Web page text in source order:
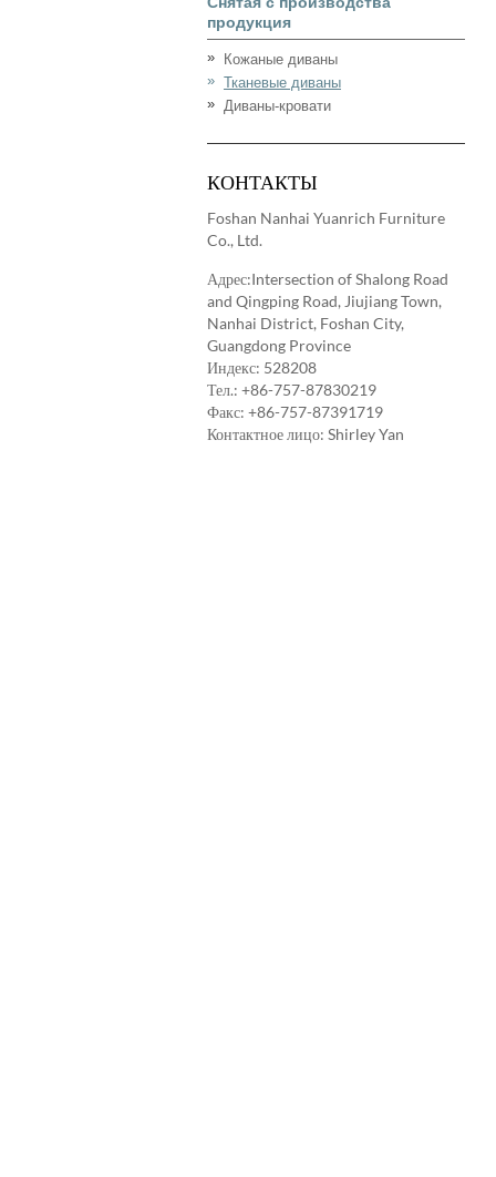
продукция
Кожаные диваны
Тканевые диваны
Диваны-кровати
КОНТАКТЫ
Foshan Nanhai Yuanrich Furniture
Co., Ltd.
Адрес:Intersection of Shalong Road
and Qingping Road, Jiujiang Town,
Nanhai District, Foshan City,
Guangdong Province
Индекс: 528208
Тел.: +86-757-87830219
Факс: +86-757-87391719
Контактное лицо: Shirley Yan